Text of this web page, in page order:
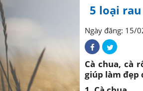
5 loại rau
Ngày đăng: 15/
Cà chua, cà
giúp làm đẹp